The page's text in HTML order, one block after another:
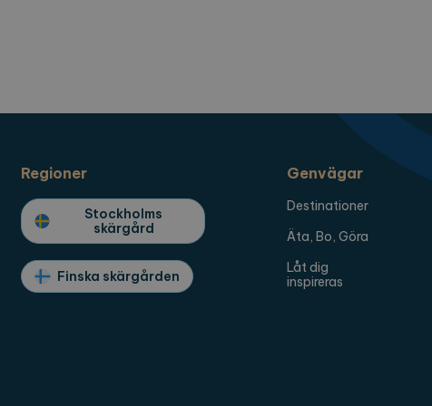
Regioner
Stockholms
skärgård
Finska skärgården
Genvägar
Destinationer
Äta, Bo, Göra
Låt dig
inspireras
1 år 1
Detta cookie-namn är associerat med Google Universal Analytics - vilket är en
och används för att beräkna besökar-, session- och kampanjdata för
webbplatsanalysrapporterna.
1 år 1
månad
Denna cookie används av Google Analytics för att bevara sessionstillståndet.